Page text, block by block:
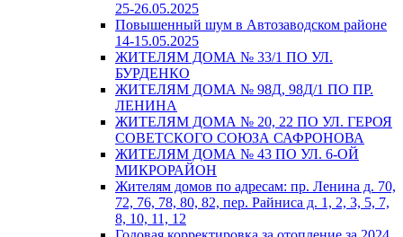
25-26.05.2025
Повышенный шум в Автозаводском районе
14-15.05.2025
ЖИТЕЛЯМ ДОМА № 33/1 ПО УЛ.
БУРДЕНКО
ЖИТЕЛЯМ ДОМА № 98Д, 98Д/1 ПО ПР.
ЛЕНИНА
ЖИТЕЛЯМ ДОМА № 20, 22 ПО УЛ. ГЕРОЯ
СОВЕТСКОГО СОЮЗА САФРОНОВА
ЖИТЕЛЯМ ДОМА № 43 ПО УЛ. 6-ОЙ
МИКРОРАЙОН
Жителям домов по адресам: пр. Ленина д. 70,
72, 76, 78, 80, 82, пер. Райниса д. 1, 2, 3, 5, 7,
8, 10, 11, 12